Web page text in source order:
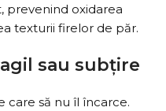
prevenind oxidarea
texturii firelor de păr.
sau subțire
care să nu îl încarce.